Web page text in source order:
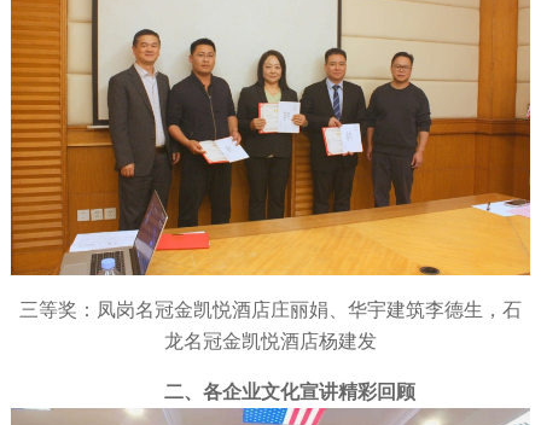
三等奖：凤岗名冠金凯悦酒店庄丽娟、华宇建筑李德生，石
龙名冠金凯悦酒店杨建发
二、各企业文化宣讲精彩回顾